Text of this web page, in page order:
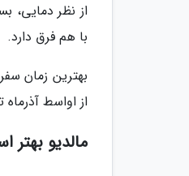
از نظر دمایی،
با هم فرق دارد.
بهترین زمان
از اواسط
مالدیو بهتر